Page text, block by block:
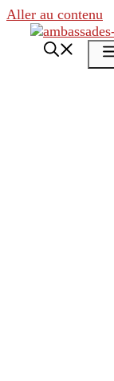
Aller au contenu